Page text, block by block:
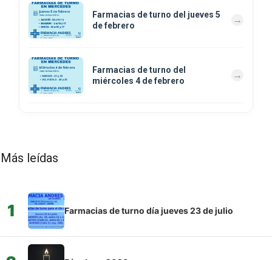
Farmacias de turno del jueves 5
de febrero
Farmacias de turno del
miércoles 4 de febrero
Más leídas
1 Farmacias de turno día jueves 23 de julio